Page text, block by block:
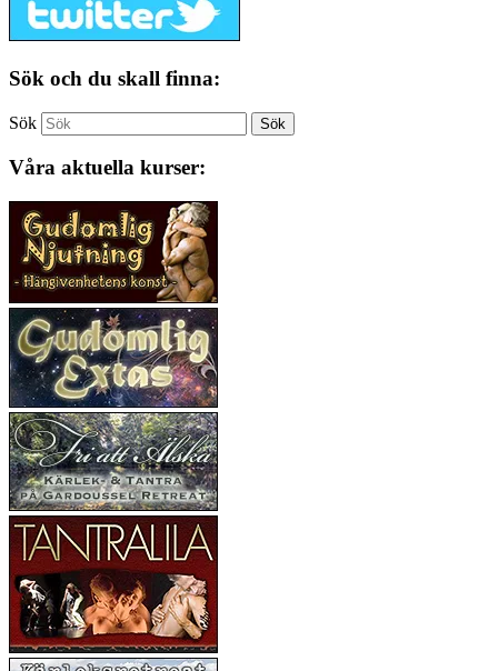
Sök och du skall finna:
Sök
Våra aktuella kurser: